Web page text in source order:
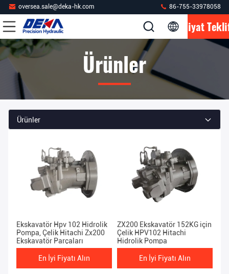
oversea.sale@deka-hk.com 86-755-33978058
Fiyat
Ürünler
Ürünler
Ekskavatör Hpv 102 Hidrolik
Pompa, Çelik Hitachi Zx200
Ekskavatör Parçaları
En İyi Fiyatı Alın
ZX200 Ekskavatör 152KG için
Çelik HPV102 Hitachi
Hidrolik Pompa
En İyi Fiyatı Alın